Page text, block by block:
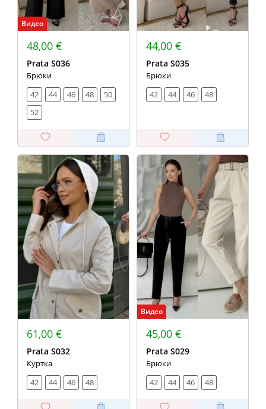
Видео
48,00 €
Prata S036
Брюки
42
44 46 48
50
52
44,00 €
Prata S035
Брюки
42
44 46 48
61,00 €
Prata S032
Куртка
42
44 46 48
Видео
45,00 €
Prata S029
Брюки
42
44 46 48